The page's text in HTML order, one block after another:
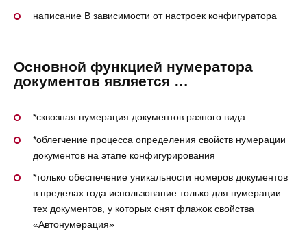
написание В зависимости от настроек конфигуратора
Основной функцией нумератора
документов является …
*сквозная нумерация документов разного вида
*облегчение процесса определения свойств нумерации
документов на этапе конфигурирования
*только обеспечение уникальности номеров документов
в пределах года использование только для нумерации
тех документов, у которых снят флажок свойства
«Автонумерация»